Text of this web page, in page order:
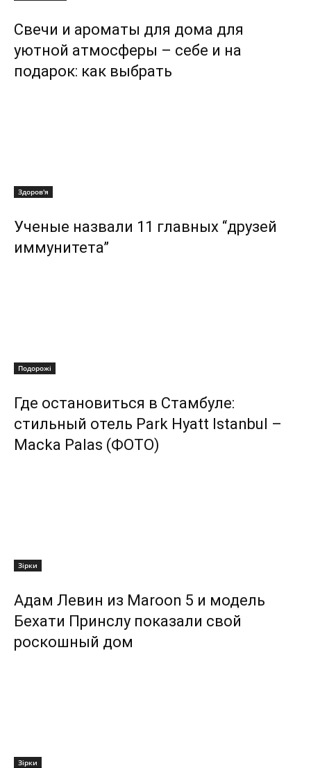
Свечи и ароматы для дома для
уютной атмосферы – себе и на
подарок: как выбрать
Здоров'я
Ученые назвали 11 главных “друзей
иммунитета”
Подорожі
Где остановиться в Стамбуле:
стильный отель Park Hyatt Istanbul –
Macka Palas (ФОТО)
Зірки
Адам Левин из Maroon 5 и модель
Бехати Принслу показали свой
роскошный дом
Зірки